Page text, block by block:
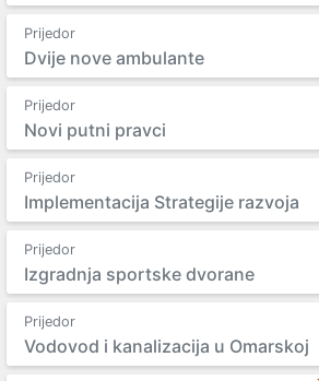
Prijedor
Dvije nove ambulante
Prijedor
Novi putni pravci
Prijedor
Implementacija Strategije razvoja
Prijedor
Izgradnja sportske dvorane
Prijedor
Vodovod i kanalizacija u Omarskoj